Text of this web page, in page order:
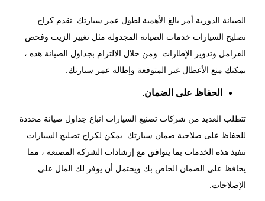
الصيانة الدورية أمر بالغ الأهمية لطول عمر سيارتك. تقدم كراج
تصليح السيارات خدمات الصيانة المجدولة مثل تغيير الزيت وفحص
الفرامل وتدوير الإطارات. ومن خلال الالتزام بجداول الصيانة هذه ،
يمكنك منع الأعطال غير المتوقعة وإطالة عمر سيارتك.
الحفاظ على الضمان.
تتطلب العديد من شركات تصنيع السيارات اتباع جداول صيانة محددة
للحفاظ على صلاحية ضمان سيارتك. يمكن لكراج تصليح السيارات
تنفيذ هذه الخدمات بما يتوافق مع إرشادات الشركة المصنعة ، مما
يحافظ على الضمان الخاص بك ويحتمل أن يوفر لك المال على
الإصلاحات.